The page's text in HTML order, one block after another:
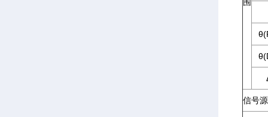
信号